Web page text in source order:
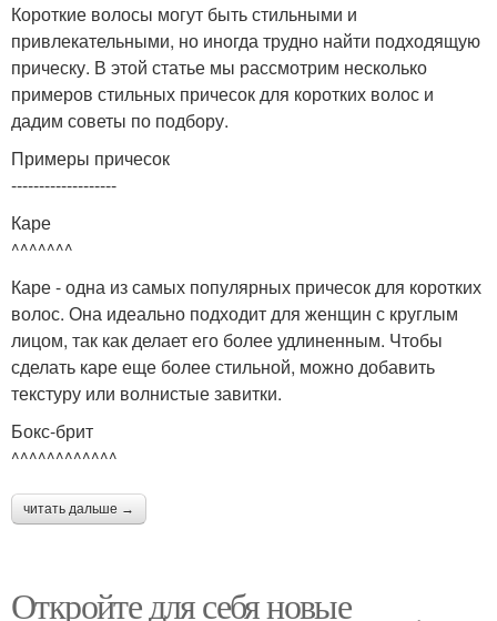
Короткие волосы могут быть стильными и
привлекательными, но иногда трудно найти подходящую
прическу. В этой статье мы рассмотрим несколько
примеров стильных причесок для коротких волос и
дадим советы по подбору.
Примеры причесок
-------------------
Каре
^^^^^^^
Каре - одна из самых популярных причесок для коротких
волос. Она идеально подходит для женщин с круглым
лицом, так как делает его более удлиненным. Чтобы
сделать каре еще более стильной, можно добавить
текстуру или волнистые завитки.
Бокс-брит
^^^^^^^^^^^^
читать дальше →
Откройте для себя новые